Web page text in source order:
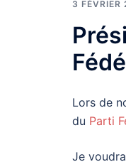
3 FÉVRIER
Lors de
du Parti
Je